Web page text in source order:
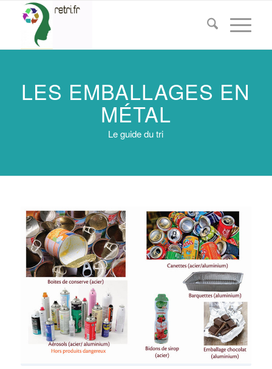
LES EMBALLAGES EN
MÉTAL
Le guide du tri